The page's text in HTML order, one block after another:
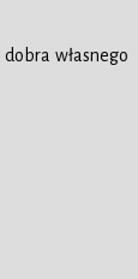
własnego